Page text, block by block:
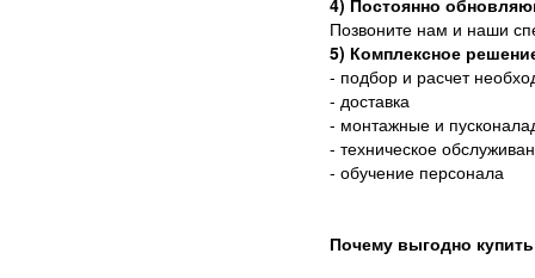
4) Постоянно
Позвоните нам и наши
5) Комплексное
- подбор и расчет
- доставка
- монтажные и
- техническое
- обучение персонала
Почему выгодно